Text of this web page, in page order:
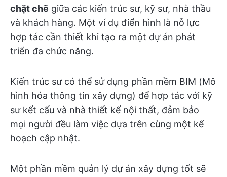
chặt chẽ giữa các kiến trúc sư, kỹ sư, nhà thầu
và khách hàng. Một ví dụ điển hình là nỗ lực
hợp tác cần thiết khi tạo ra một dự án phát
triển đa chức năng.
Kiến trúc sư có thể sử dụng phần mềm BIM (Mô
hình hóa thông tin xây dựng) để hợp tác với kỹ
sư kết cấu và nhà thiết kế nội thất, đảm bảo
mọi người đều làm việc dựa trên cùng một kế
hoạch cập nhật.
Một phần mềm quản lý dự án xây dựng tốt sẽ